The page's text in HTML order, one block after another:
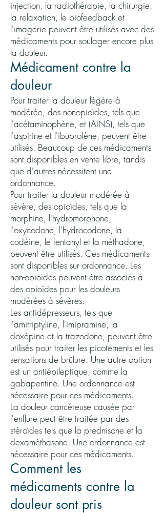
injection, la radiothérapie, la chirurgie,
la relaxation, le biofeedback et
l'imagerie peuvent être utilisés avec des
médicaments pour soulager encore plus
la douleur.
Médicament contre la
douleur
Pour traiter la douleur légère à
modérée, des nonopioïdes, tels que
l'acétaminophène, et (AINS), tels que
l'aspirine et l'ibuprofène, peuvent être
utilisés. Beaucoup de ces médicaments
sont disponibles en vente libre, tandis
que d'autres nécessitent une
ordonnance.
Pour traiter la douleur modérée à
sévère, des opioïdes, tels que la
morphine, l'hydromorphone,
l'oxycodone, l'hydrocodone, la
codéine, le fentanyl et la méthadone,
peuvent être utilisés. Ces médicaments
sont disponibles sur ordonnance. Les
non-opioïdes peuvent être associés à
des opioïdes pour les douleurs
modérées à sévères.
Les antidépresseurs, tels que
l'amitriptyline, l'imipramine, la
doxépine et la trazodone, peuvent être
utilisés pour traiter les picotements et les
sensations de brûlure. Une autre option
est un antiépileptique, comme la
gabapentine. Une ordonnance est
nécessaire pour ces médicaments.
La douleur cancéreuse causée par
l'enflure peut être traitée par des
stéroïdes tels que la prednisone et la
dexaméthasone. Une ordonnance est
nécessaire pour ces médicaments.
Comment les
médicaments contre la
douleur sont pris